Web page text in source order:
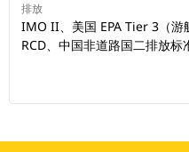
排放
IMO II、美国 EPA Tier 3（游
RCD、中国非道路国二排放标